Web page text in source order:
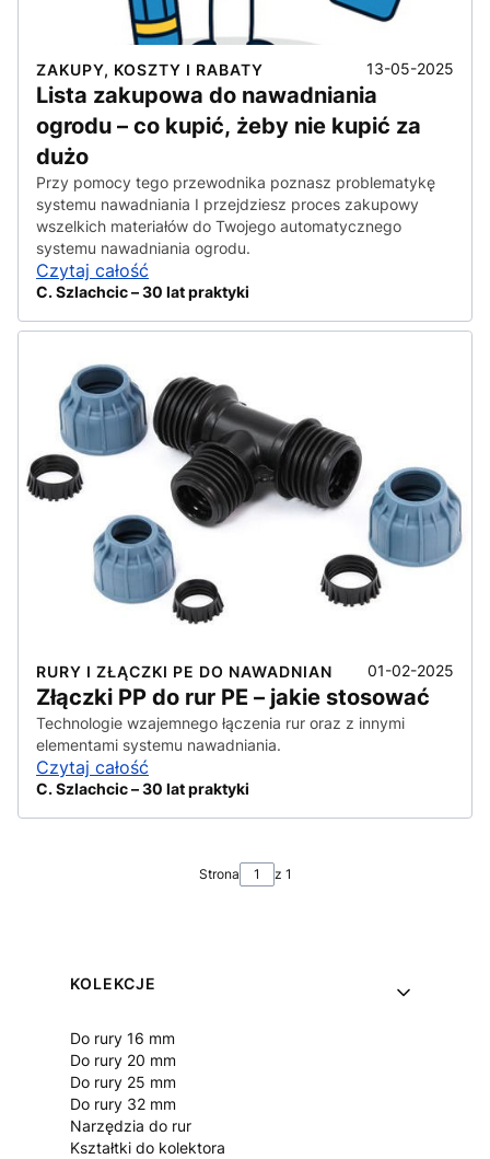
ZAKUPY, KOSZTY I RABATY 13-05-2025
Lista zakupowa do nawadniania
ogrodu – co kupić, żeby nie kupić za
dużo
Przy pomocy tego przewodnika poznasz problematykę
systemu nawadniania I przejdziesz proces zakupowy
wszelkich materiałów do Twojego automatycznego
systemu nawadniania ogrodu.
Czytaj całość
C. Szlachcic – 30 lat praktyki
RURY I ZŁĄCZKI PE DO NAWADNIAN 01-02-2025
Złączki PP do rur PE – jakie stosować
Technologie wzajemnego łączenia rur oraz z innymi
elementami systemu nawadniania.
Czytaj całość
C. Szlachcic – 30 lat praktyki
Strona z 1
Linki w stopce
KOLEKCJE
Do rury 16 mm
Do rury 20 mm
Do rury 25 mm
Do rury 32 mm
Narzędzia do rur
Kształtki do kolektora